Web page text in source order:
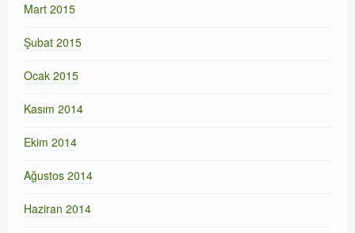
Mart 2015
Şubat 2015
Ocak 2015
Kasım 2014
Ekim 2014
Ağustos 2014
Haziran 2014